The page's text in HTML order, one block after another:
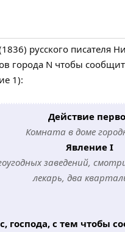
русского писателя
города N чтобы
1):
Действие
Комната в доме
Явление I
заведений,
лекарь, два
господа, с тем чтобы